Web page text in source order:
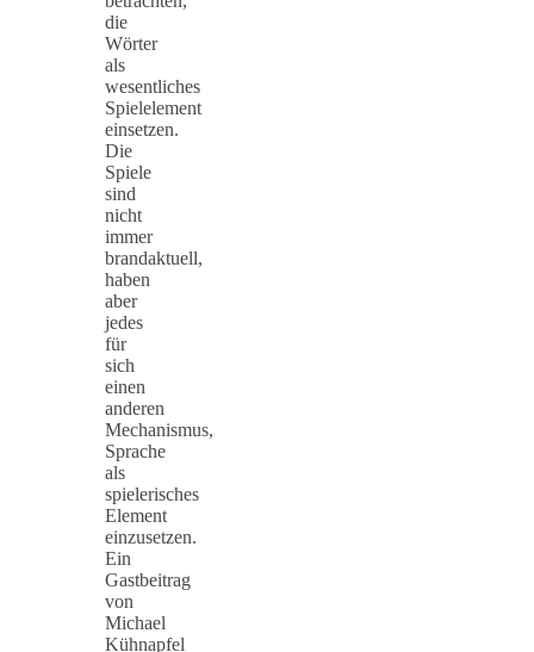
die
Wörter
als
wesentliches
Spielelement
einsetzen.
Die
Spiele
sind
nicht
immer
brandaktuell,
haben
aber
jedes
für
sich
einen
anderen
Mechanismus,
Sprache
als
spielerisches
Element
einzusetzen.
Ein
Gastbeitrag
von
Michael
Kühnapfel